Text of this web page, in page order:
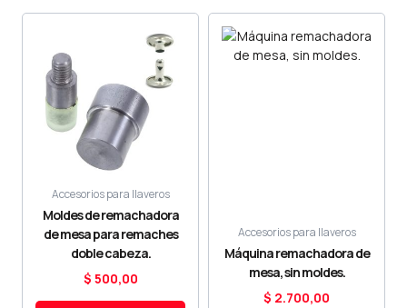
Accesorios para llaveros
Moldes de remachadora
de mesa para remaches
doble cabeza.
$ 500,00
producto
múltiples
variantes.
Las
opciones
se
pueden
elegir
en
la
página
de
producto
Accesorios para llaveros
Máquina remachadora de
mesa, sin moldes.
$ 2.700,00